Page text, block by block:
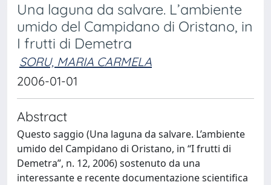
Una laguna da salvare. L’ambiente
umido del Campidano di Oristano, in
I frutti di Demetra
SORU, MARIA CARMELA
2006-01-01
Abstract
Questo saggio (Una laguna da salvare. L’ambiente
umido del Campidano di Oristano, in “I frutti di
Demetra”, n. 12, 2006) sostenuto da una
interessante e recente documentazione scientifica